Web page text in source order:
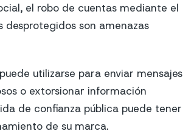
el robo de cuentas mediante el
son amenazas
utilizarse para enviar mensajes
o extorsionar información
de confianza pública puede tener
de su marca.